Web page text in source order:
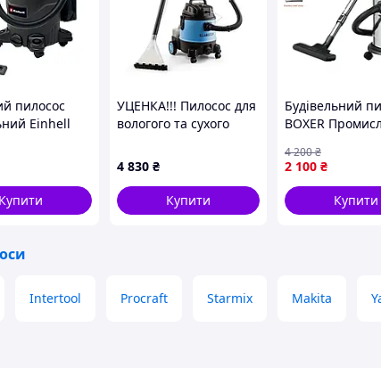
пилосос
Einhell
1500 Вт
Купити
УЦЕНКА!!! Пилосос для
вологого та сухого
Reinraum 2G 1250 Вт,
20 л Німеччина
4 830 ₴
Купити
Будівельний
BOXER
Вт 220 В
професійний
на 20 л для
прибирання
2 100 ₴
4 200₴
Купити
Intertool Procraft Starmix Makita